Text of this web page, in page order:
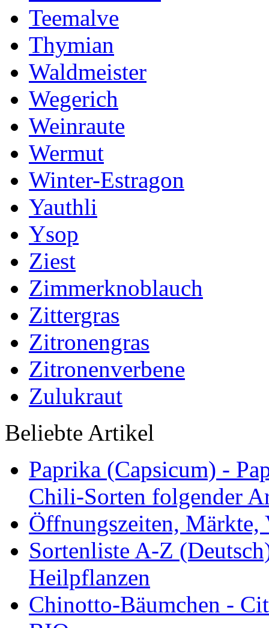
Teemalve
Thymian
Waldmeister
Wegerich
Weinraute
Wermut
Winter-Estragon
Yauthli
Ysop
Ziest
Zimmerknoblauch
Zittergras
Zitronengras
Zitronenverbene
Zulukraut
Beliebte Artikel
Paprika (Capsicum) -
Chili-Sorten folgender
Öffnungszeiten, Märkte,
Sortenliste A-Z
Heilpflanzen
Chinotto-Bäumchen -